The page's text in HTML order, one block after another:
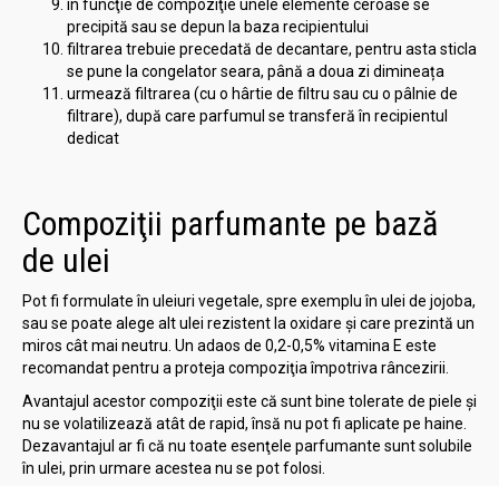
în funcţie de compoziţie unele elemente ceroase se
precipită sau se depun la baza recipientului
filtrarea trebuie precedată de decantare, pentru asta sticla
se pune la congelator seara, până a doua zi dimineața
urmează filtrarea (cu o hârtie de filtru sau cu o pâlnie de
filtrare), după care parfumul se transferă în recipientul
dedicat
Compoziţii parfumante pe bază
de ulei
Pot fi formulate în uleiuri vegetale, spre exemplu în ulei de jojoba,
sau se poate alege alt ulei rezistent la oxidare şi care prezintă un
miros cât mai neutru. Un adaos de 0,2-0,5% vitamina E este
recomandat pentru a proteja compoziţia împotriva râncezirii.
Avantajul acestor compoziţii este că sunt bine tolerate de piele şi
nu se volatilizează atât de rapid, însă nu pot fi aplicate pe haine.
Dezavantajul ar fi că nu toate esenţele parfumante sunt solubile
în ulei, prin urmare acestea nu se pot folosi.